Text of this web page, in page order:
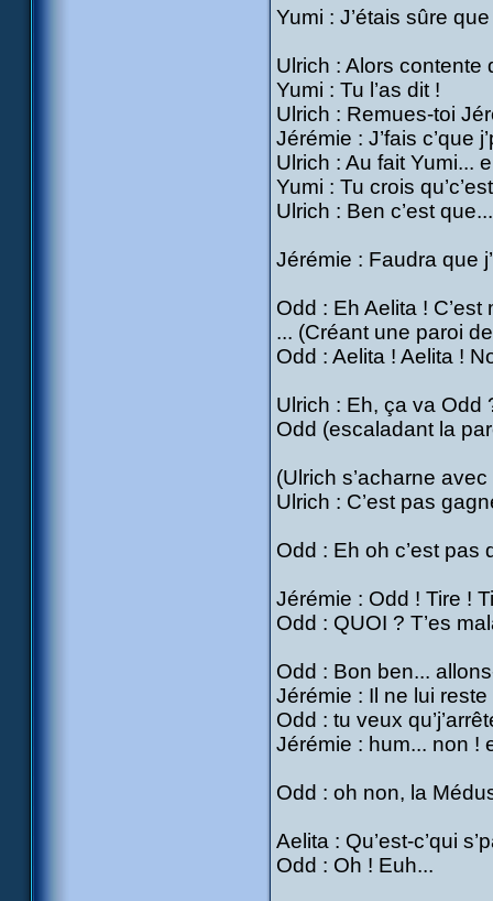
Yumi : J’étais sûre
Ulrich : Alors contente
Yumi : Tu l’as dit !
Ulrich : Remues-toi
Jérémie : J’fais c’que
Ulrich : Au fait Yumi...
Yumi : Tu crois
Ulrich : Ben c’est
Jérémie : Faudra que
Odd : Eh Aelita ! C’est
... (Créant une paroi
Odd : Aelita ! Aelita !
Ulrich : Eh, ça va Odd
Odd (escaladant la
(Ulrich s’acharne
Ulrich : C’est pas
Odd : Eh oh c’est pas
Jérémie : Odd ! Tire !
Odd : QUOI ? T’es
Odd : Bon ben...
Jérémie : Il ne lui
Odd : tu veux
Jérémie : hum... non !
Odd : oh non, la
Aelita : Qu’est-c’qui
Odd : Oh ! Euh...